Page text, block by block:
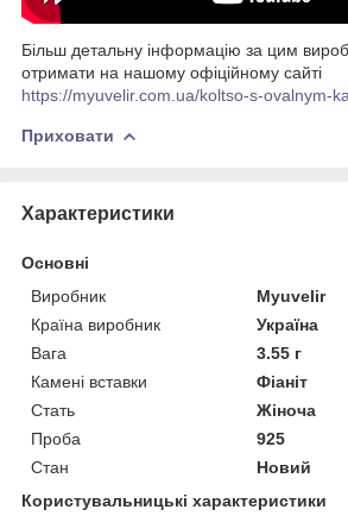
Більш детальну інформацію за цим
отримати на нашому офіційному сайті
https://myuvelir.com.ua/koltso-s-ovalnym-
Приховати
Характеристики
Основні
Виробник
Myuvelir
Країна виробник
Україна
Вага
3.55 г
Камені вставки
Фіаніт
Стать
Жіноча
Проба
925
Стан
Новий
Користувальницькі характеристики